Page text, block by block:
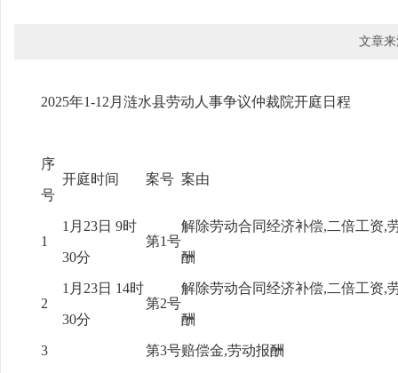
文章
2025年1-12月涟水县劳动人事争议仲裁院开庭日程
序
号
开庭时间 案号 案由
1
1月23日 9时
30分
第1号
解除劳动合同经济补偿,二倍工资,
酬
2
1月23日 14时
30分
第2号
解除劳动合同经济补偿,二倍工资,
酬
3 第3号赔偿金,劳动报酬